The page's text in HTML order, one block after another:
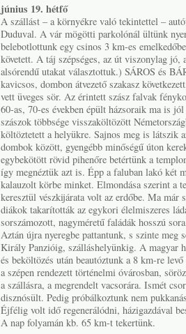
június 19. hétfő
A szállást – a környékre való tekintettel –
Duduval. A vár mögötti parkolónál ültünk
belebotlottunk egy csinos 3 km-es
követett. A táj szépséges, az út viszonylag jó,
alsórendű utakat választottuk.) SÁROS és
kavicsos, dombon átvezető szakasz
vett üveges sör. Az érintett szász falvak
60-as, 70-es években épült házsoraik ma is
szászok többsége visszaköltözött
költöztetett a helyükre. Sajnos meg is látszik
dombok között, gyengébb minőségű úton
egybekötött rövid pihenőre betértünk a
így megnéztük azt is. Épp a faluban lakó két
kalauzolt körbe minket. Elmondása szerint a
keresztül vészkijárata volt az erdőbe. Ma már
diákok takarították az egykori élelmiszeres
sorszámozott, nagyméretű faládák hosszú
Aztán újra nyeregbe pattantunk, s szinte
Király Panzióig, szálláshelyünkig. A magyar
és beköltözés után beautóztunk a 8 km-re
a szépen rendezett történelmi óvárosban,
a szállásra, a megrendelt vacsorára. Ismét
disznósült. Pedig próbálkoztunk nem
Éjfélig volt idő regenerálódni, házigazdával
A nap folyamán kb. 65 km-t tekertünk.